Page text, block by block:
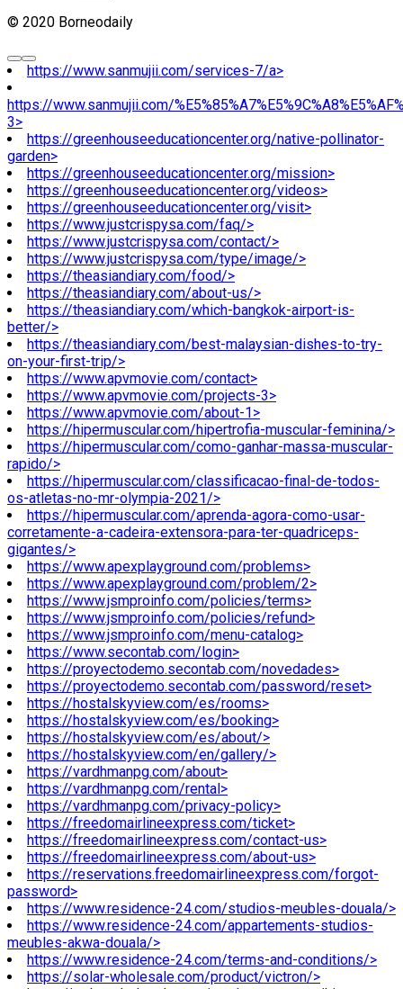
© 2020 Borneodaily
https://www.sanmujii.com/services-7/a>
https://www.sanmujii.com/
3>
https://greenhouseeducationcenter.org/native-pollinator-
garden>
https://greenhouseeducationcenter.org/mission>
https://greenhouseeducationcenter.org/videos>
https://greenhouseeducationcenter.org/visit>
https://www.justcrispysa.com/faq/>
https://www.justcrispysa.com/contact/>
https://www.justcrispysa.com/type/image/>
https://theasiandiary.com/food/>
https://theasiandiary.com/about-us/>
https://theasiandiary.com/which-bangkok-airport-is-
better/>
https://theasiandiary.com/best-malaysian-dishes-to-try-
on-your-first-trip/>
https://www.apvmovie.com/contact>
https://www.apvmovie.com/projects-3>
https://www.apvmovie.com/about-1>
https://hipermuscular.com/hipertrofia-muscular-feminina/>
https://hipermuscular.com/como-ganhar-massa-muscular-
rapido/>
https://hipermuscular.com/classificacao-final-de-todos-
os-atletas-no-mr-olympia-2021/>
https://hipermuscular.com/aprenda-agora-como-usar-
corretamente-a-cadeira-extensora-para-ter-quadriceps-
gigantes/>
https://www.apexplayground.com/problems>
https://www.apexplayground.com/problem/2>
https://www.jsmproinfo.com/policies/terms>
https://www.jsmproinfo.com/policies/refund>
https://www.jsmproinfo.com/menu-catalog>
https://www.secontab.com/login>
https://proyectodemo.secontab.com/novedades>
https://proyectodemo.secontab.com/password/reset>
https://hostalskyview.com/es/rooms>
https://hostalskyview.com/es/booking>
https://hostalskyview.com/es/about/>
https://hostalskyview.com/en/gallery/>
https://vardhmanpg.com/about>
https://vardhmanpg.com/rental>
https://vardhmanpg.com/privacy-policy>
https://freedomairlineexpress.com/ticket>
https://freedomairlineexpress.com/contact-us>
https://freedomairlineexpress.com/about-us>
https://reservations.freedomairlineexpress.com/forgot-
password>
https://www.residence-24.com/studios-meubles-douala/>
https://www.residence-24.com/appartements-studios-
meubles-akwa-douala/>
https://www.residence-24.com/terms-and-conditions/>
https://solar-wholesale.com/product/victron/>